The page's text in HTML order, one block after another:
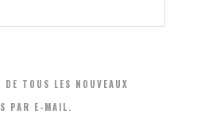
DE TOUS LES NOUVEAUX
PAR E-MAIL.